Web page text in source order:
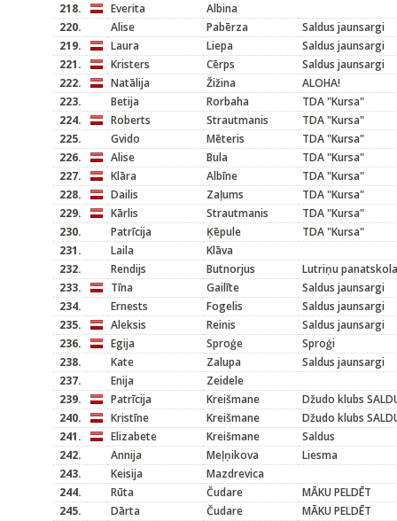
218.
Everita
Albina
220.
Alise Pabērza
Saldus jaunsargi
219.
Laura Liepa
Saldus jaunsargi
221.
Kristers Cērps
Saldus jaunsargi
222.
Natālija Žižina
ALOHA!
223.
Betija Rorbaha
TDA "Kursa"
224.
Roberts Strautmanis
TDA "Kursa"
225.
Gvido Mēteris
TDA "Kursa"
226.
Alise Bula
TDA "Kursa"
227.
Klāra Albīne
TDA "Kursa"
228.
Dailis Zaļums
TDA "Kursa"
229.
Kārlis Strautmanis
TDA "Kursa"
230.
Patrīcija Ķēpule
TDA "Kursa"
231.
Laila
Klāva
232.
Rendijs Butnorjus
Lutriņu
233.
Tīna Gailīte
Saldus jaunsargi
234.
Ernests Fogelis
Saldus jaunsargi
235.
Aleksis Reinis
Saldus jaunsargi
236.
Egija Sproģe
Sproģi
238.
Kate Zalupa
Saldus jaunsargi
237.
Enija
Zeidele
239.
Patrīcija Kreišmane
Džudo klubs
240.
Kristīne Kreišmane
Džudo klubs
241.
Elizabete Kreišmane
Saldus
242.
Annija Meļņikova
Liesma
243.
Keisija
Mazdrevica
244.
Rūta Čudare
MĀKU PELDĒT
245.
Dārta Čudare
MĀKU PELDĒT